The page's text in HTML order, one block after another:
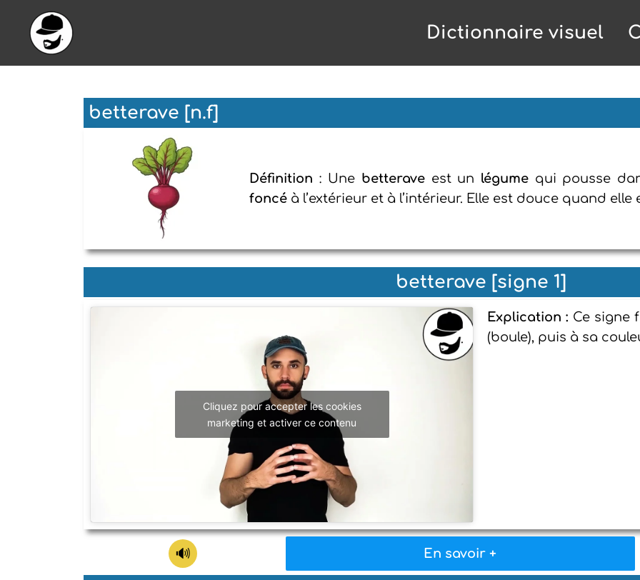
contenu
Dictionnaire visuel
betterave [n.f]
Définition : Une betterave est un légume qui pousse
foncé à l’extérieur et à l’intérieur. Elle est douce quand elle
betterave [signe 1]
Cliquez pour accepter les cookies
marketing et activer ce contenu
Explication : Ce signe
(boule), puis à sa
En savoir +